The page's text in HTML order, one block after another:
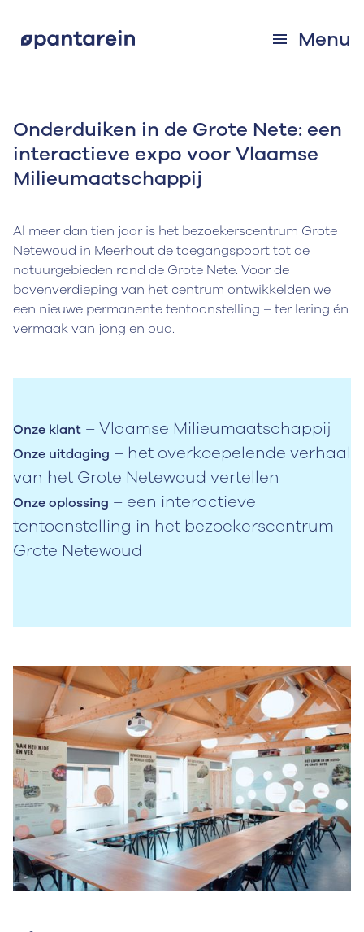
Menu
Onderduiken in de Grote Nete: een
interactieve expo voor Vlaamse
Milieumaatschappij
Al meer dan tien jaar is het bezoekerscentrum Grote
Netewoud in Meerhout de toegangspoort tot de
natuurgebieden rond de Grote Nete. Voor de
bovenverdieping van het centrum ontwikkelden we
een nieuwe permanente tentoonstelling – ter lering én
vermaak van jong en oud.
Onze klant – Vlaamse Milieumaatschappij
Onze uitdaging – het overkoepelende verhaal
van het Grote Netewoud vertellen
Onze oplossing – een interactieve
tentoonstelling in het bezoekerscentrum
Grote Netewoud